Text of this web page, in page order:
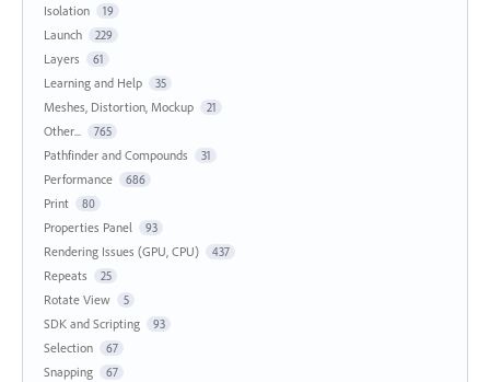
Isolation 19
Launch 229
Layers 61
Learning and Help 35
Meshes, Distortion, Mockup 21
Other... 765
Pathfinder and Compounds 31
Performance 686
Print 80
Properties Panel 93
Rendering Issues (GPU, CPU) 437
Repeats 25
Rotate View 5
SDK and Scripting 93
Selection 67
Snapping 67